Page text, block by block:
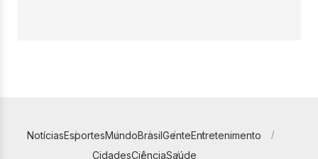
NotíciasEsportesMundoBrasilGenteEntretenimento
CidadesCiênciaSaúde